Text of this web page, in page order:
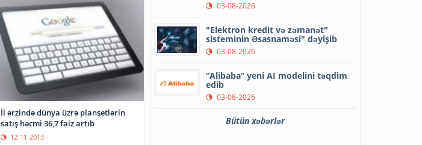
İl ərzində dünya üzrə planşetlərin
satış həcmi 36,7 faiz artıb
12-11-2013
03-08-2026
"Elektron kredit və zəmanət"
sisteminin Əsasnaməsi" dəyişib
03-08-2026
“Alibaba” yeni AI modelini təqdim
edib
03-08-2026
Bütün xəbərlər